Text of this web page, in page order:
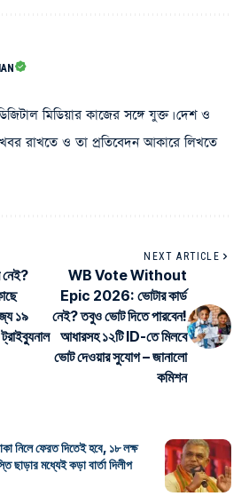
মিডিয়ার কাজের সঙ্গে যুক্ত। দেশ ও
রাখতে ও তা প্রতিবেদন আকারে লিখতে
নেই?
১৯
NEXT ARTICLE
WB Vote Without
Epic 2026: ভোটার কার্ড
নেই? তবুও ভোট দিতে পারবেন!
আধারসহ ১২টি ID-তে মিলবে
ভোট দেওয়ার সুযোগ – জানালো
কমিশন
নিলে ফেরত দিতেই হবে, ১৮ লক্ষ
ছাড়ার মধ্যেই কড়া বার্তা দিলীপ